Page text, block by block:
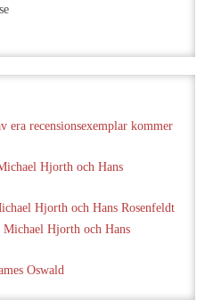
era recensionsexemplar kommer
Hjorth och Hans
Hjorth och Hans Rosenfeldt
Hjorth och Hans
Oswald